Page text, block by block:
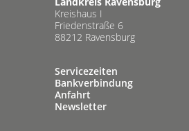
Kreishaus I
Friedenstraße 6
88212 Ravensburg
Servicezeiten
Bankverbindung
Anfahrt
Newsletter